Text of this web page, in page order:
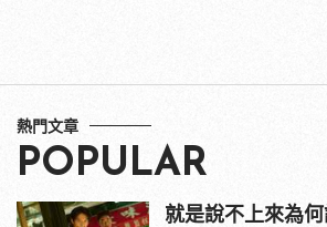
熱門文章
POPULAR
就是說不上來為